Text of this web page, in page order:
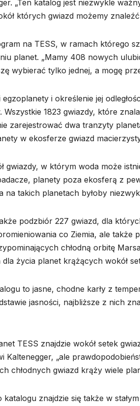
„Ten katalog jest niezwykle
których gwiazd możemy
na TESS, w ramach którego
planet. „Mamy 408 nowych
wybierać tylko jednej, a mogę
i określenie jej
1823 gwiazdy, które
zarejestrować dwa tranzyty
w ekosferze gwiazd
gwiazdy, w którym woda może
planety poza ekosferą z
na takich planetach byłoby
podzbiór 227 gwiazd, dla
co Ziemia, ale
chłodną orbitę
życia planet krążących wokół
to jasne, chodne karły z
jasności, najbliższe z nich
TESS znajdzie wokół setek
Kaltenegger, „ale
chłodnych gwiazd krąży wiele
znajdzie się także w